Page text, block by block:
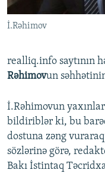
BIZIMLƏ ƏLAQƏ
XƏBƏR
İ.Rəhimov
realliq.info saytının
Rəhimovun
İ.Rəhimovun
bildiriblər ki, bu
dostuna zəng
sözlərinə görə,
Bakı İstintaq